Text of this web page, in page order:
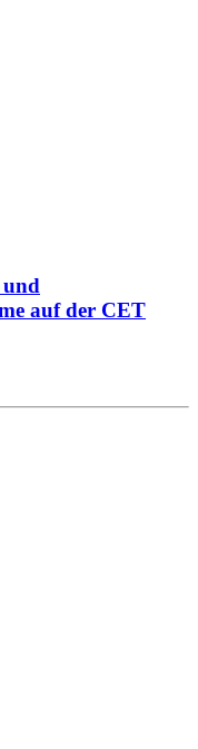
auf der CET